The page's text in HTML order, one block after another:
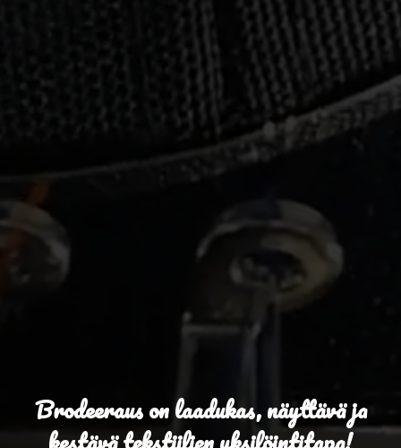
Brodeeraus on laadukas, näyttävä ja